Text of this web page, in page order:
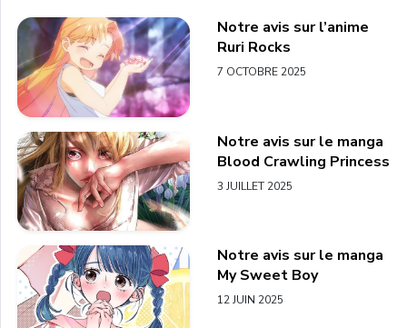
Notre avis sur l’anime
Ruri Rocks
7 OCTOBRE 2025
Notre avis sur le manga
Blood Crawling Princess
3 JUILLET 2025
Notre avis sur le manga
My Sweet Boy
12 JUIN 2025